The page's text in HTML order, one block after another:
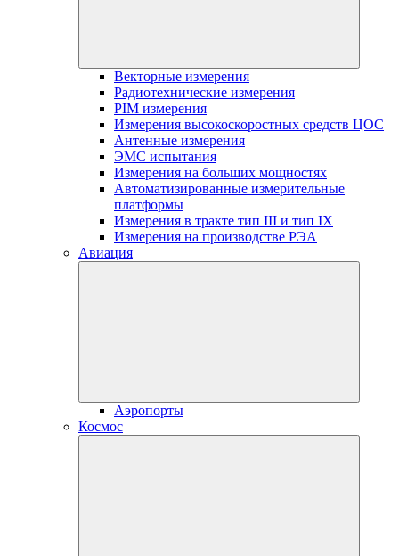
Векторные измерения
Радиотехнические измерения
PIM измерения
Измерения высокоскоростных средств ЦОС
Антенные измерения
ЭМС испытания
Измерения на больших мощностях
Автоматизированные измерительные
платформы
Измерения в тракте тип III и тип IX
Измерения на производстве РЭА
Авиация
Аэропорты
Космос